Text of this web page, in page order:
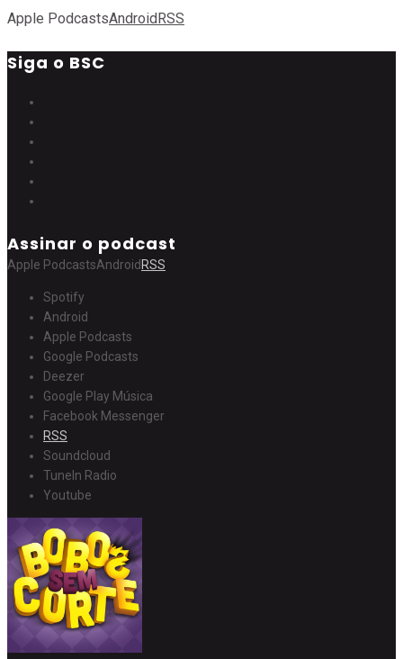
Apple PodcastsAndroidRSS
Siga o BSC
Assinar o podcast
Apple PodcastsAndroid RSS
Spotify
Android
Apple Podcasts
Google Podcasts
Deezer
Google Play Música
Facebook Messenger
RSS
Soundcloud
TuneIn Radio
Youtube